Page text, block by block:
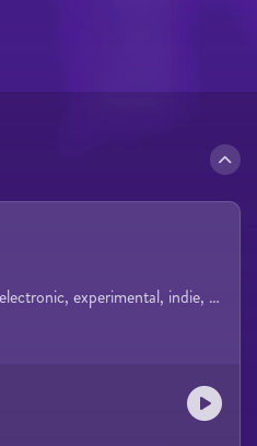
alternative, electronic, experimental, indie, dream pop